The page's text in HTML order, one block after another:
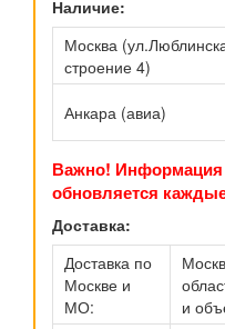
Наличие:
Москва
строение 4)
Анкара (авиа)
Важно! Информация
обновляется
Доставка:
Доставка по
Москве и
МО:
и